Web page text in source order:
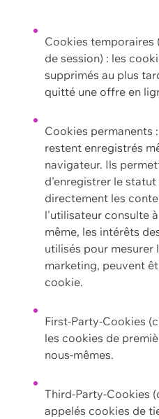
Cookies temporaires
de session) : les
supprimés au plus
quitté une offre en
Cookies permanents
restent enregistrés
navigateur. Ils
d'enregistrer le
directement les
l'utilisateur consulte
même, les intérêts
utilisés pour mesurer
marketing, peuvent
cookie.
First-Party-Cookies
les cookies de
nous-mêmes.
Third-Party-Cookies
appelés cookies de